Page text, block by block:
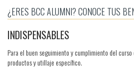
¿ERES BCC ALUMNI? CONOCE TUS
INDISPENSABLES
Para el buen seguimiento y cumplimiento del
productos y utillaje específico.